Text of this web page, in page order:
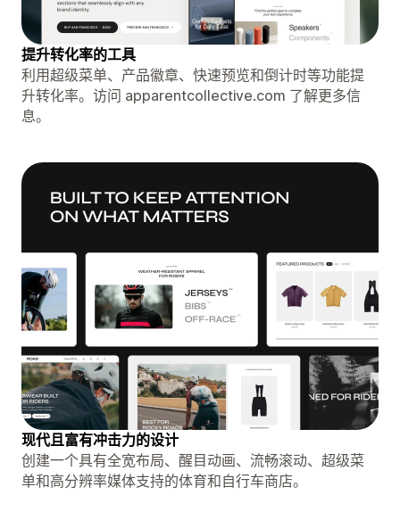
提升转化率的工具
利用超级菜单、产品徽章、快速预览和倒计时等功能提
升转化率。访问 apparentcollective.com 了解更多信
息。
现代且富有冲击力的设计
创建一个具有全宽布局、醒目动画、流畅滚动、超级菜
单和高分辨率媒体支持的体育和自行车商店。